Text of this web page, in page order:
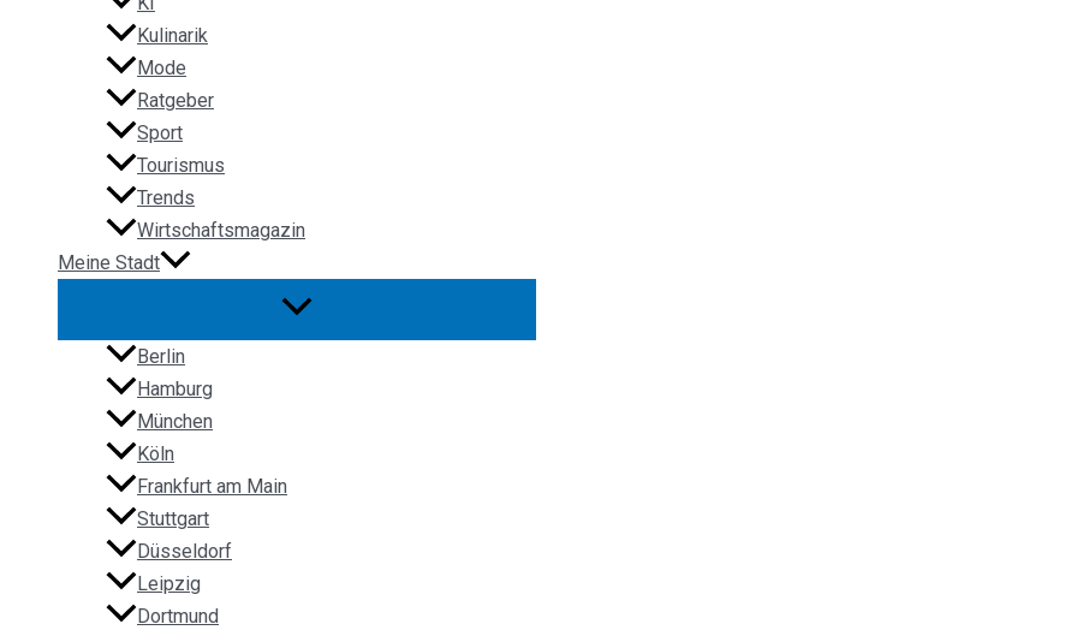
Kulinarik
Mode
Ratgeber
Sport
Tourismus
Trends
Wirtschaftsmagazin
Meine Stadt
Berlin
Hamburg
München
Köln
Frankfurt am Main
Stuttgart
Düsseldorf
Leipzig
Dortmund